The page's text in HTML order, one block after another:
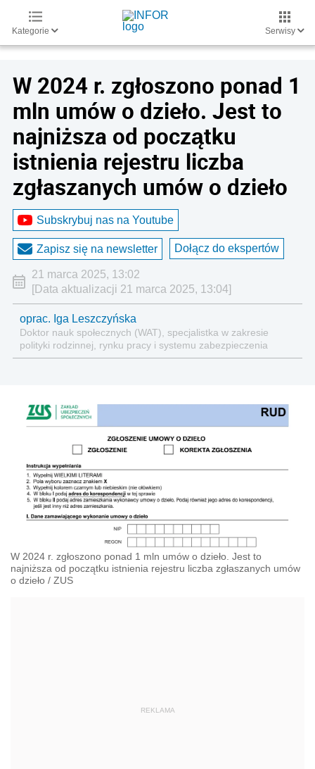
Kategorie Serwisy
W 2024 r. zgłoszono ponad 1
mln umów o dzieło. Jest to
najniższa od początku
istnienia rejestru liczba
zgłaszanych umów o dzieło
Subskrybuj nas na Youtube
Zapisz się na newsletter Dołącz do ekspertów
21 marca 2025, 13:02
[Data aktualizacji 21 marca 2025, 13:04]
oprac. Iga Leszczyńska
Doktor nauk społecznych (WAT), specjalistka w zakresie
polityki rodzinnej, rynku pracy i systemu zabezpieczenia
społecznego.
W 2024 r. zgłoszono ponad 1 mln umów o dzieło. Jest to
najniższa od początku istnienia rejestru liczba zgłaszanych umów
o dzieło / ZUS